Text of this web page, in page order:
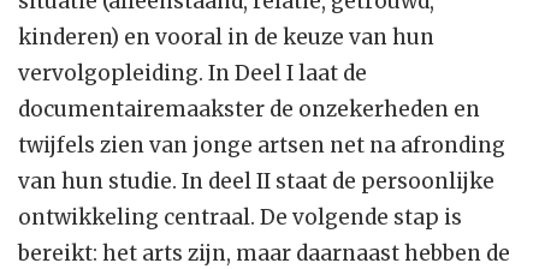
kinderen) en vooral in de keuze van hun
vervolgopleiding. In Deel I laat de
documentairemaakster de onzekerheden en
twijfels zien van jonge artsen net na afronding
van hun studie. In deel II staat de persoonlijke
ontwikkeling centraal. De volgende stap is
bereikt: het arts zijn, maar daarnaast hebben de